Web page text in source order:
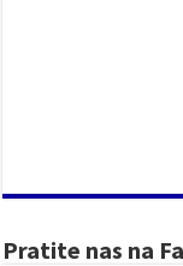
Pratite nas na